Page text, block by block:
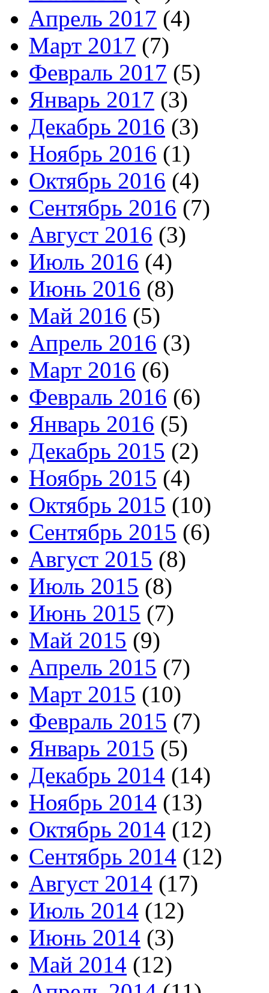
Апрель 2017 (4)
Март 2017 (7)
Февраль 2017 (5)
Январь 2017 (3)
Декабрь 2016 (3)
Ноябрь 2016 (1)
Октябрь 2016 (4)
Сентябрь 2016 (7)
Август 2016 (3)
Июль 2016 (4)
Июнь 2016 (8)
Май 2016 (5)
Апрель 2016 (3)
Март 2016 (6)
Февраль 2016 (6)
Январь 2016 (5)
Декабрь 2015 (2)
Ноябрь 2015 (4)
Октябрь 2015 (10)
Сентябрь 2015 (6)
Август 2015 (8)
Июль 2015 (8)
Июнь 2015 (7)
Май 2015 (9)
Апрель 2015 (7)
Март 2015 (10)
Февраль 2015 (7)
Январь 2015 (5)
Декабрь 2014 (14)
Ноябрь 2014 (13)
Октябрь 2014 (12)
Сентябрь 2014 (12)
Август 2014 (17)
Июль 2014 (12)
Июнь 2014 (3)
Май 2014 (12)